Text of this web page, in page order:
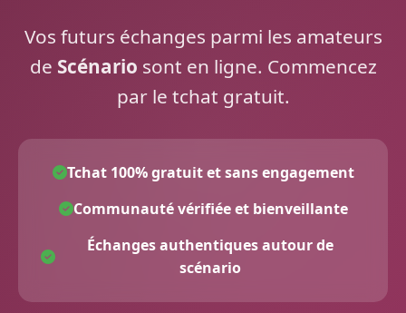
Vos futurs échanges parmi les amateurs
de Scénario sont en ligne. Commencez
par le tchat gratuit.
Tchat 100% gratuit et sans engagement
Communauté vérifiée et bienveillante
Échanges authentiques autour de
scénario